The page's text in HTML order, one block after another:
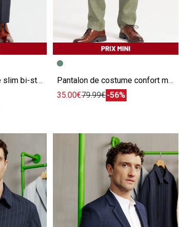
Pantalon de costume slim bi-stretch
Image précédente
Image suivante
Pantalon de costume confort motif chevron 100% lin
35.00€79.99€-56%